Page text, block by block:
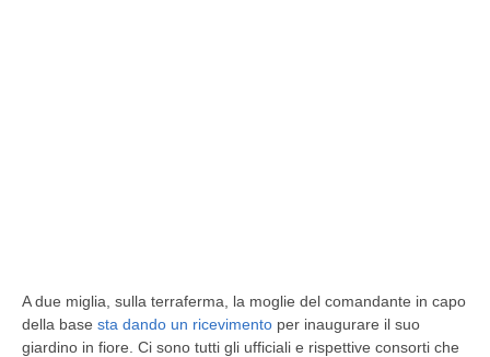
A due miglia, sulla terraferma, la moglie del comandante in capo
della base sta dando un ricevimento per inaugurare il suo
giardino in fiore. Ci sono tutti gli ufficiali e rispettive consorti che